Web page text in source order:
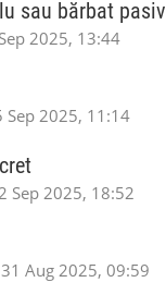
sau bărbat pasiv
2025, 13:44
Sep 2025, 11:14
Sep 2025, 18:52
Aug 2025, 09:59